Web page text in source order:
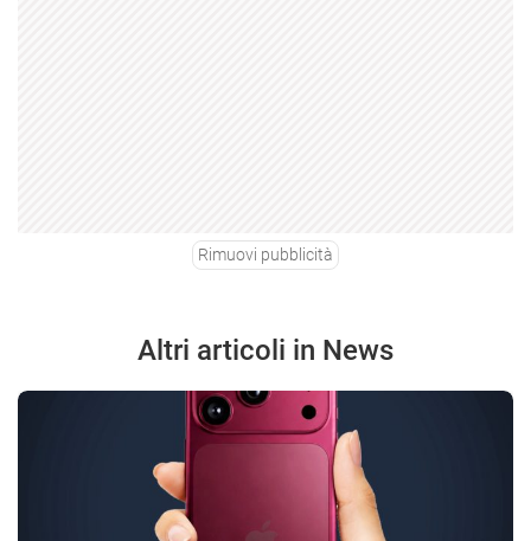
Rimuovi pubblicità
Altri articoli in News